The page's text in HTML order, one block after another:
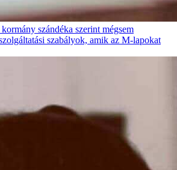
szándéka szerint mégsem
szabályok, amik az M-lapokat